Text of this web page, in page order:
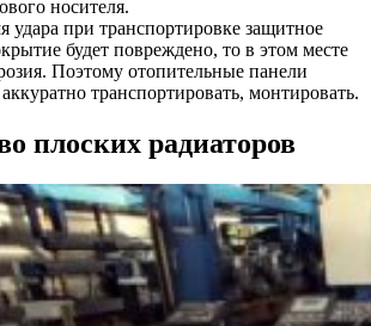
носителя.
удара при транспортировке защитное
будет повреждено, то в этом месте
Поэтому отопительные панели
транспортировать, монтировать.
плоских радиаторов